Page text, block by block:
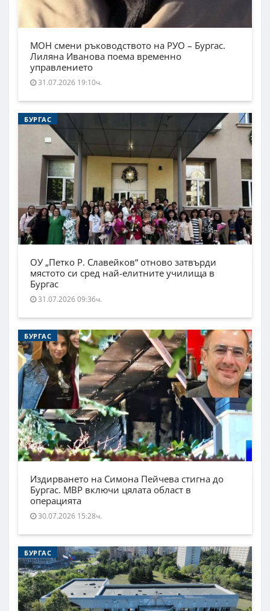
МОН смени ръководството на РУО – Бургас.
Лиляна Иванова поема временно
управлението
31.07.2026 19:10ч.
БУРГАС
ОУ „Петко Р. Славейков“ отново затвърди
мястото си сред най-елитните училища в
Бургас
31.07.2026 09:36ч.
БУРГАС
Издирването на Симона Пейчева стигна до
Бургас. МВР включи цялата област в
операцията
30.07.2026 15:28ч.
БУРГАС